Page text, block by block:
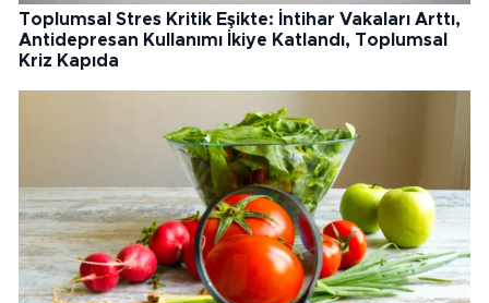
Toplumsal Stres Kritik Eşikte: İntihar Vakaları Arttı,
Antidepresan Kullanımı İkiye Katlandı, Toplumsal
Kriz Kapıda